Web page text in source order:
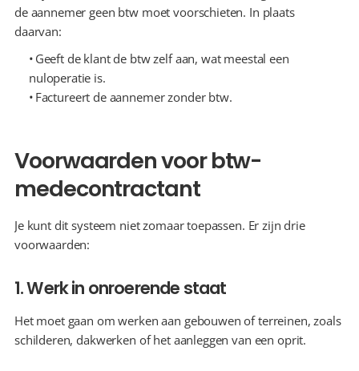
de aannemer geen btw moet voorschieten. In plaats
daarvan:
  Geeft de klant de btw zelf aan, wat meestal een
nuloperatie is.
  Factureert de aannemer zonder btw.
Voorwaarden voor btw-
medecontractant
Je kunt dit systeem niet zomaar toepassen. Er zijn drie
voorwaarden:
1. Werk in onroerende staat
Het moet gaan om werken aan gebouwen of terreinen, zoals
schilderen, dakwerken of het aanleggen van een oprit.